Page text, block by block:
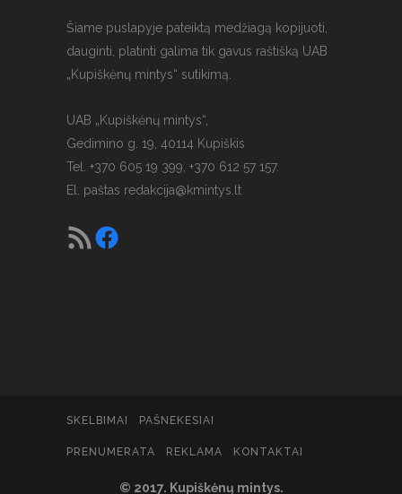
Šiame puslapyje pateiktą medžiagą kopijuoti,
dauginti, platinti galima tik gavus raštišką UAB
„Kupiškėnų mintys“ sutikimą.
UAB „Kupiškėnų mintys“,
Gedimino g. 19, 40114 Kupiškis
Tel. +370 605 19 399, +370 612 57 157.
El. paštas redakcija@kmintys.lt
SKELBIMAI PAŠNEKESIAI
© 2017. Kupiškėnų mintys.
PRENUMERATA REKLAMA KONTAKTAI